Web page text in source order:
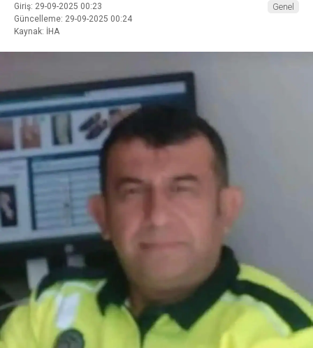
Giriş: 29-09-2025 00:23
Güncelleme: 29-09-2025 00:24
Kaynak: İHA
Genel